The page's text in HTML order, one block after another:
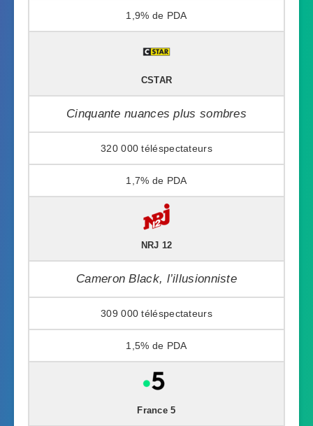
1,9%
CSTAR
Cinquante nuances plus sombres
320 000
1,7%
NRJ 12
Cameron Black, l’illusionniste
309 000
1,5%
France 5